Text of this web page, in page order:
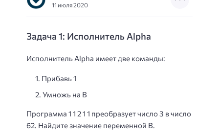
11 июля 2020
Задача 1: Исполнитель Alpha
Исполнитель Alpha имеет две команды:
Прибавь 1
Умножь на B
Программа 1 1 2 1 1 преобразует число 3 в число
62. Найдите значение переменной B.